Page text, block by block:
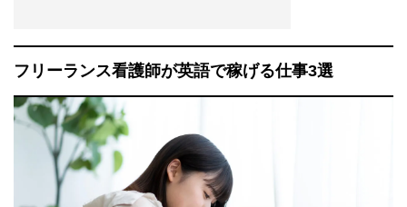
フリーランス看護師が英語で稼げる仕事3選